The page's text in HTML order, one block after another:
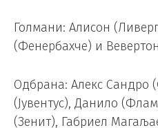
Голмани: Алисон
(Фенербахче) и
Одбрана: Алекс Сандро
(Јувентус), Данило
(Зенит), Габриел